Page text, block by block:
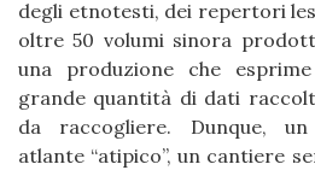
degli etnotesti, dei repertori
oltre 50 volumi sinora
una produzione che
grande quantità di dati
da raccogliere. Dunque,
atlante “atipico”, un cantiere